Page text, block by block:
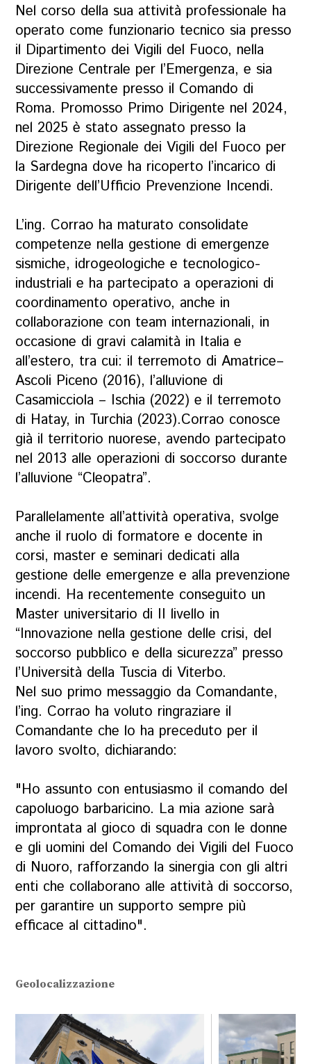
Nel corso della sua attività professionale ha
operato come funzionario tecnico sia presso
il Dipartimento dei Vigili del Fuoco, nella
Direzione Centrale per l’Emergenza, e sia
successivamente presso il Comando di
Roma. Promosso Primo Dirigente nel 2024,
nel 2025 è stato assegnato presso la
Direzione Regionale dei Vigili del Fuoco per
la Sardegna dove ha ricoperto l’incarico di
Dirigente dell’Ufficio Prevenzione Incendi.
L’ing. Corrao ha maturato consolidate
competenze nella gestione di emergenze
sismiche, idrogeologiche e tecnologico-
industriali e ha partecipato a operazioni di
coordinamento operativo, anche in
collaborazione con team internazionali, in
occasione di gravi calamità in Italia e
all’estero, tra cui: il terremoto di Amatrice–
Ascoli Piceno (2016), l’alluvione di
Casamicciola – Ischia (2022) e il terremoto
di Hatay, in Turchia (2023).Corrao conosce
già il territorio nuorese, avendo partecipato
nel 2013 alle operazioni di soccorso durante
l’alluvione “Cleopatra”.
Parallelamente all’attività operativa, svolge
anche il ruolo di formatore e docente in
corsi, master e seminari dedicati alla
gestione delle emergenze e alla prevenzione
incendi. Ha recentemente conseguito un
Master universitario di II livello in
“Innovazione nella gestione delle crisi, del
soccorso pubblico e della sicurezza” presso
l’Università della Tuscia di Viterbo.
Nel suo primo messaggio da Comandante,
l’ing. Corrao ha voluto ringraziare il
Comandante che lo ha preceduto per il
lavoro svolto, dichiarando:
"Ho assunto con entusiasmo il comando del
capoluogo barbaricino. La mia azione sarà
improntata al gioco di squadra con le donne
e gli uomini del Comando dei Vigili del Fuoco
di Nuoro, rafforzando la sinergia con gli altri
enti che collaborano alle attività di soccorso,
per garantire un supporto sempre più
efficace al cittadino".
Geolocalizzazione